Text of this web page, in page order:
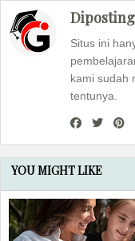
Situs ini
kami sudah
tentunya.
YOU MIGHT LIKE